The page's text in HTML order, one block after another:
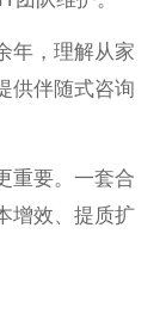
年，理解从家
供伴随式咨询
重要。一套合
增效、提质扩